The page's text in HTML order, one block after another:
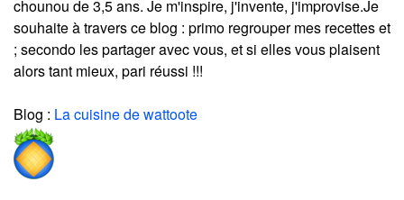
chounou de 3,5 ans. Je m'inspire, j'invente, j'improvise.Je
souhaite à travers ce blog : primo regrouper mes recettes et
; secondo les partager avec vous, et si elles vous plaisent
alors tant mieux, pari réussi !!!
Blog : La cuisine de wattoote